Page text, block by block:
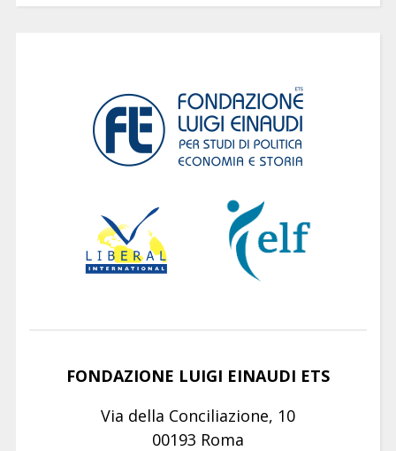
FONDAZIONE LUIGI EINAUDI ETS
Via della Conciliazione, 10
00193 Roma